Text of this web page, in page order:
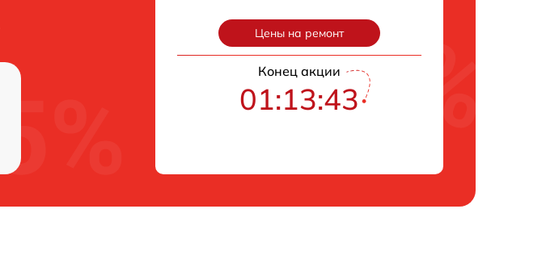
Цены на ремонт
Конец акции
01:13:42